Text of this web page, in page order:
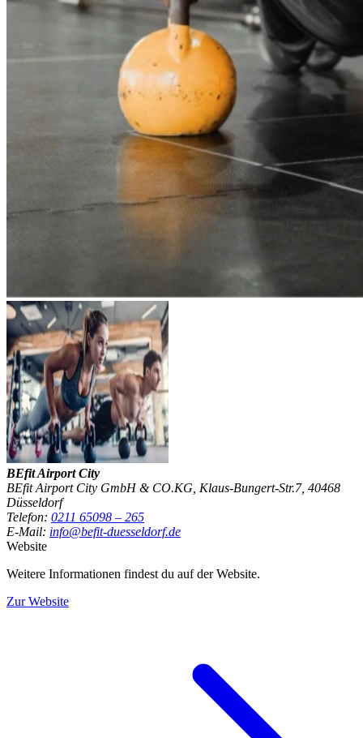
BEfit Airport City
BEfit Airport City GmbH & CO.KG, Klaus-Bungert-Str.7, 40468
Düsseldorf
Telefon: 0211 65098 – 265
E-Mail: info@befit-duesseldorf.de
Website
Weitere Informationen findest du auf der Website.
Zur Website